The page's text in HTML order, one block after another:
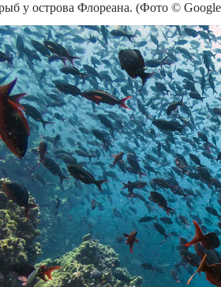
у острова Флореана. (Фото ©